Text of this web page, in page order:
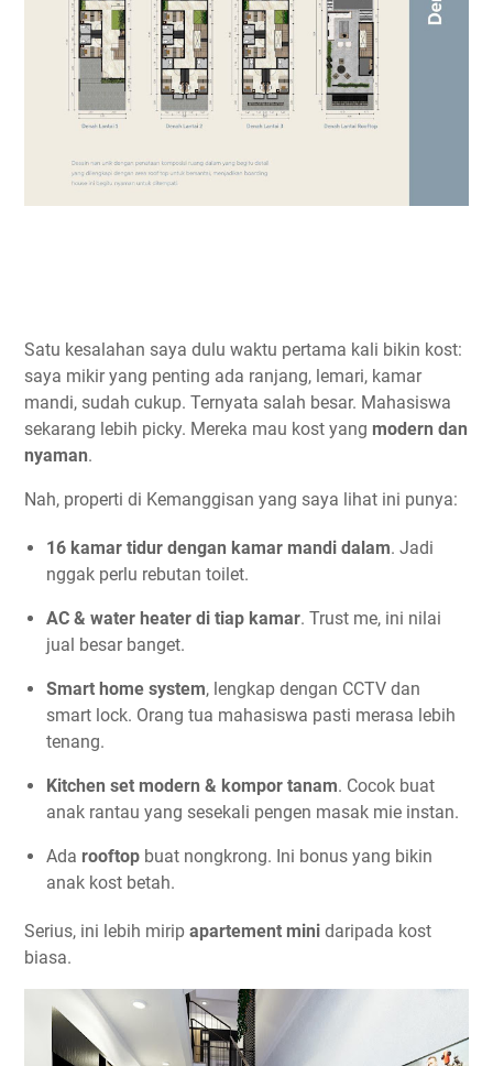
Satu kesalahan saya dulu waktu pertama kali bikin kost:
saya mikir yang penting ada ranjang, lemari, kamar
mandi, sudah cukup. Ternyata salah besar. Mahasiswa
sekarang lebih picky. Mereka mau kost yang modern dan
nyaman.
Nah, properti di Kemanggisan yang saya lihat ini punya:
16 kamar tidur dengan kamar mandi dalam. Jadi
nggak perlu rebutan toilet.
AC & water heater di tiap kamar. Trust me, ini nilai
jual besar banget.
Smart home system, lengkap dengan CCTV dan
smart lock. Orang tua mahasiswa pasti merasa lebih
tenang.
Kitchen set modern & kompor tanam. Cocok buat
anak rantau yang sesekali pengen masak mie instan.
Ada rooftop buat nongkrong. Ini bonus yang bikin
anak kost betah.
Serius, ini lebih mirip apartement mini daripada kost
biasa.